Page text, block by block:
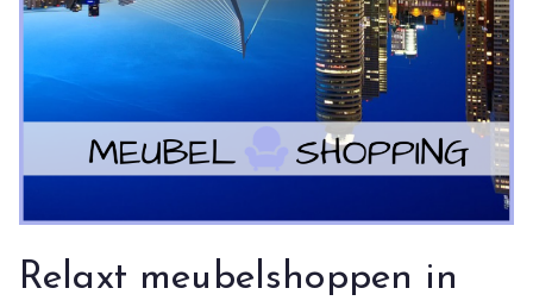
Relaxt meubelshoppen in